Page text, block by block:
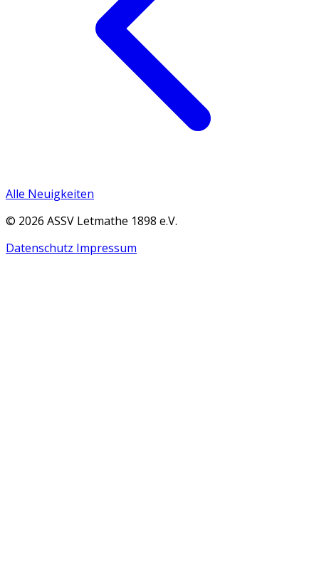
Alle Neuigkeiten
© 2026 ASSV Letmathe 1898 e.V.
Datenschutz Impressum